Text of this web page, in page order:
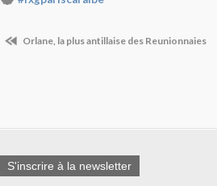
Orlane, la plus antillaise des Reunionnaies
S'inscrire à la newsletter